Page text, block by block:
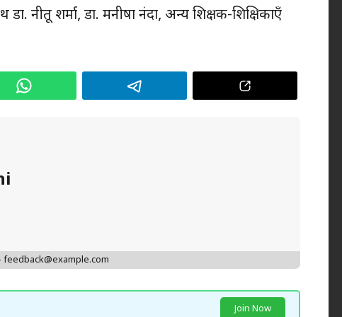
नीतू शर्मा, डा. मनीषा नंदा, अन्य शिक्षक-शिक्षिकाएँ
feedback@example.com
Join Now